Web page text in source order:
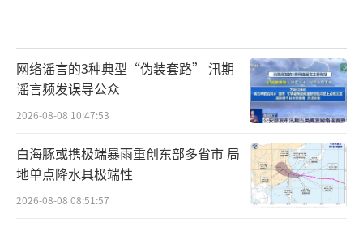
网络谣言的3种典型“伪装套路” 汛期
谣言频发误导公众
2026-08-08 10:47:53
白海豚或携极端暴雨重创东部多省市 局
地单点降水具极端性
2026-08-08 08:51:57